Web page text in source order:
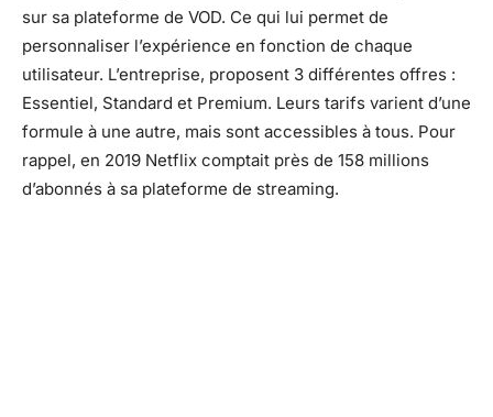
sur sa plateforme de VOD. Ce qui lui permet de
personnaliser l’expérience en fonction de chaque
utilisateur. L’entreprise, proposent 3 différentes offres :
Essentiel, Standard et Premium. Leurs tarifs varient d’une
formule à une autre, mais sont accessibles à tous. Pour
rappel, en 2019 Netflix comptait près de 158 millions
d’abonnés à sa plateforme de streaming.